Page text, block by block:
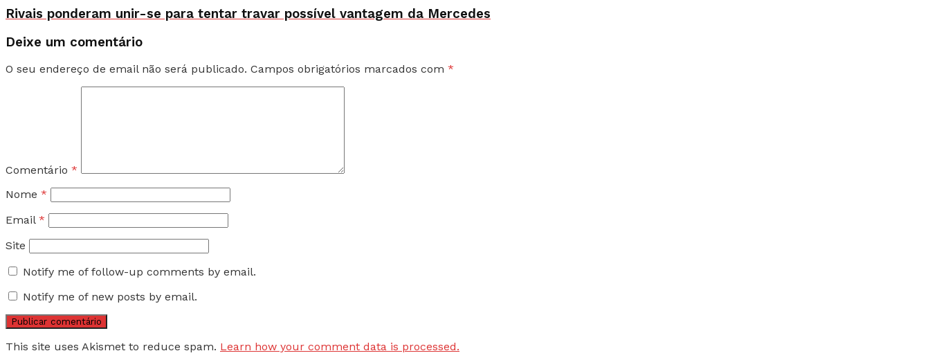
Rivais ponderam unir-se para tentar travar possível vantagem da Mercedes
Deixe um comentário
O seu endereço de email não será publicado. Campos obrigatórios marcados com *
Comentário *
Nome *
Email *
Site
Notify me of follow-up comments by email.
Notify me of new posts by email.
This site uses Akismet to reduce spam. Learn how your comment data is processed.